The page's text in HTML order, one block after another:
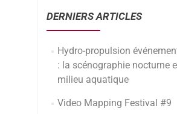
DERNIERS ARTICLES
Hydro-propulsion
: la scénographie nocturne
milieu aquatique
Video Mapping Festival #9